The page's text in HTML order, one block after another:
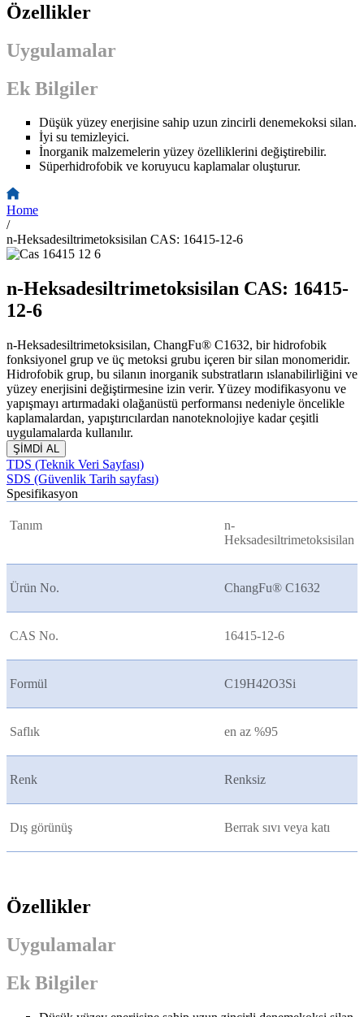
Özellikler
Uygulamalar
Ek Bilgiler
Düşük yüzey enerjisine sahip uzun zincirli denemekoksi silan.
İyi su temizleyici.
İnorganik malzemelerin yüzey özelliklerini değiştirebilir.
Süperhidrofobik ve koruyucu kaplamalar oluşturur.
Home
/
n-Heksadesiltrimetoksisilan CAS: 16415-12-6
n-Heksadesiltrimetoksisilan CAS: 16415-
12-6
n-Heksadesiltrimetoksisilan, ChangFu® C1632, bir hidrofobik
fonksiyonel grup ve üç metoksi grubu içeren bir silan monomeridir.
Hidrofobik grup, bu silanın inorganik substratların ıslanabilirliğini ve
yüzey enerjisini değiştirmesine izin verir. Yüzey modifikasyonu ve
yapışmayı artırmadaki olağanüstü performansı nedeniyle öncelikle
kaplamalardan, yapıştırıcılardan nanoteknolojiye kadar çeşitli
uygulamalarda kullanılır.
ŞİMDİ AL
TDS (Teknik Veri Sayfası)
SDS (Güvenlik Tarih sayfası)
Spesifikasyon
Tanım
n-
Heksadesiltrimetoksisilan
Ürün No. ChangFu® C1632
CAS No. 16415-12-6
Formül C19H42O3Si
Saflık en az %95
Renk Renksiz
Dış görünüş Berrak sıvı veya katı
Özellikler
Uygulamalar
Ek Bilgiler